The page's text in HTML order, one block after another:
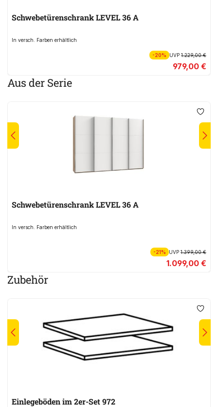
Schwebetürenschrank LEVEL 36 A
In versch. Farben erhältlich
-20% UVP1.229,00 €
979,00 €
Aus der Serie
Schwebetürenschrank LEVEL 36 A
In versch. Farben erhältlich
-21% UVP1.399,00 €
1.099,00 €
Zubehör
Einlegeböden im 2er-Set 972